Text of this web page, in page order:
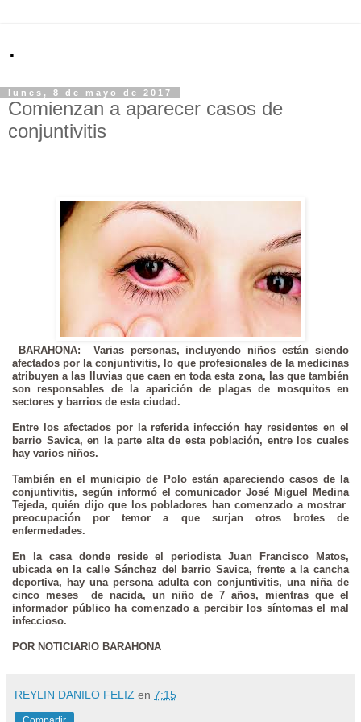
.
lunes, 8 de mayo de 2017
Comienzan a aparecer casos de
conjuntivitis
BARAHONA: Varias personas, incluyendo niños están siendo
afectados por la conjuntivitis, lo que profesionales de la medicinas
atribuyen a las lluvias que caen en toda esta zona, las que también
son responsables de la aparición de plagas de mosquitos en
sectores y barrios de esta ciudad.
Entre los afectados por la referida infección hay residentes en el
barrio Savica, en la parte alta de esta población, entre los cuales
hay varios niños.
También en el municipio de Polo están apareciendo casos de la
conjuntivitis, según informó el comunicador José Miguel Medina
Tejeda, quién dijo que los pobladores han comenzado a mostrar
preocupación por temor a que surjan otros brotes de
enfermedades.
En la casa donde reside el periodista Juan Francisco Matos,
ubicada en la calle Sánchez del barrio Savica, frente a la cancha
deportiva, hay una persona adulta con conjuntivitis, una niña de
cinco meses de nacida, un niño de 7 años, mientras que el
informador público ha comenzado a percibir los síntomas el mal
infeccioso.
POR NOTICIARIO BARAHONA
REYLIN DANILO FELIZ en 7:15